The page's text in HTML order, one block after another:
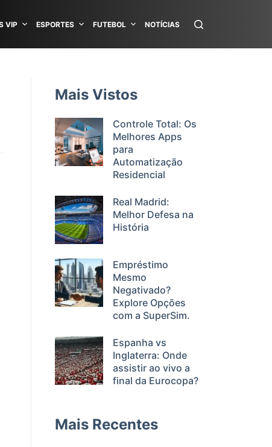
VIP ESPORTES FUTEBOL NOTÍCIAS
Mais Vistos
Controle Total: Os
Melhores Apps
para
Automatização
Residencial
Real Madrid:
Melhor Defesa na
História
Empréstimo
Mesmo
Negativado?
Explore Opções
com a SuperSim.
Espanha vs
Inglaterra: Onde
assistir ao vivo a
final da Eurocopa?
Mais Recentes